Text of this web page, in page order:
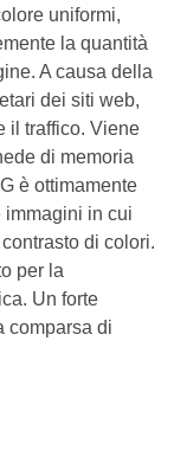
uniformi,
la quantità
A causa della
dei siti web,
il traffico. Viene
di memoria
è ottimamente
immagini in cui
di colori.
per la
Un forte
comparsa di